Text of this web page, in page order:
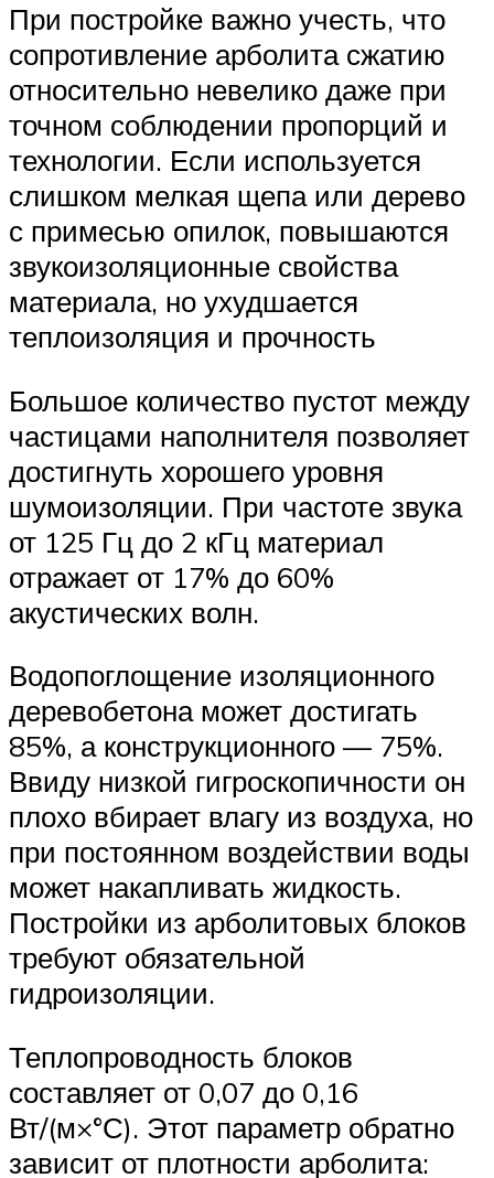
При постройке важно учесть, что
сопротивление арболита сжатию
относительно невелико даже при
точном соблюдении пропорций и
технологии. Если используется
слишком мелкая щепа или дерево
с примесью опилок, повышаются
звукоизоляционные свойства
материала, но ухудшается
теплоизоляция и прочность
Большое количество пустот между
частицами наполнителя позволяет
достигнуть хорошего уровня
шумоизоляции. При частоте звука
от 125 Гц до 2 кГц материал
отражает от 17% до 60%
акустических волн.
Водопоглощение изоляционного
деревобетона может достигать
85%, а конструкционного — 75%.
Ввиду низкой гигроскопичности он
плохо вбирает влагу из воздуха, но
при постоянном воздействии воды
может накапливать жидкость.
Постройки из арболитовых блоков
требуют обязательной
гидроизоляции.
Теплопроводность блоков
составляет от 0,07 до 0,16
Вт/(м×°С). Этот параметр обратно
зависит от плотности арболита: